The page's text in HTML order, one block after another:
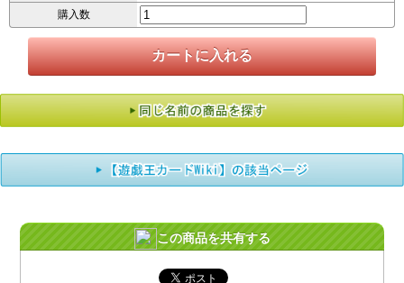
購入数
この商品を共有する